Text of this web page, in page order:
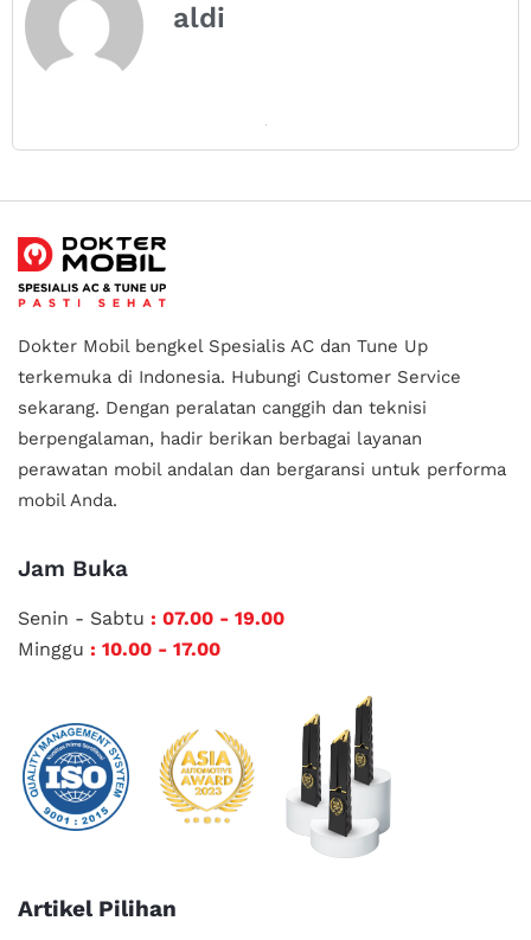
aldi
Dokter Mobil bengkel Spesialis AC dan Tune Up
terkemuka di Indonesia. Hubungi Customer Service
sekarang. Dengan peralatan canggih dan teknisi
berpengalaman, hadir berikan berbagai layanan
perawatan mobil andalan dan bergaransi untuk performa
mobil Anda.
Jam Buka
Senin - Sabtu : 07.00 - 19.00
Minggu : 10.00 - 17.00
Artikel Pilihan